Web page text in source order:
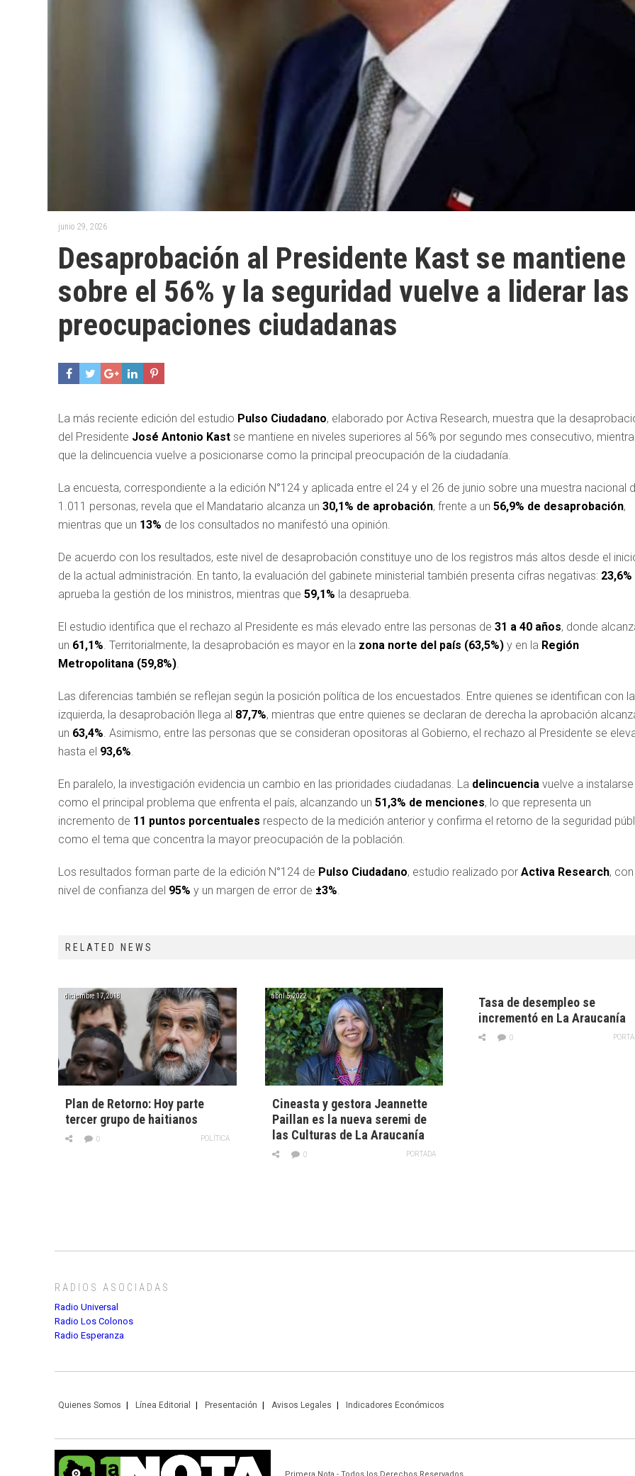
junio 29, 2026
Desaprobación al Presidente Kast se mantiene
sobre el 56% y la seguridad vuelve a liderar las
preocupaciones ciudadanas
La más reciente edición del estudio Pulso Ciudadano, elaborado por Activa Research, muestra que la
del Presidente José Antonio Kast se mantiene en niveles superiores al 56% por segundo mes consecutivo,
que la delincuencia vuelve a posicionarse como la principal preocupación de la ciudadanía.
La encuesta, correspondiente a la edición N°124 y aplicada entre el 24 y el 26 de junio sobre una muestra nacional
1.011 personas, revela que el Mandatario alcanza un 30,1% de aprobación, frente a un 56,9% de desaprobación,
mientras que un 13% de los consultados no manifestó una opinión.
De acuerdo con los resultados, este nivel de desaprobación constituye uno de los registros más altos desde el
de la actual administración. En tanto, la evaluación del gabinete ministerial también presenta cifras negativas: 23,6%
aprueba la gestión de los ministros, mientras que 59,1% la desaprueba.
El estudio identifica que el rechazo al Presidente es más elevado entre las personas de 31 a 40 años, donde
un 61,1%. Territorialmente, la desaprobación es mayor en la zona norte del país (63,5%) y en la Región
Metropolitana (59,8%).
Las diferencias también se reflejan según la posición política de los encuestados. Entre quienes se identifican con la
izquierda, la desaprobación llega al 87,7%, mientras que entre quienes se declaran de derecha la aprobación
un 63,4%. Asimismo, entre las personas que se consideran opositoras al Gobierno, el rechazo al Presidente se
hasta el 93,6%.
En paralelo, la investigación evidencia un cambio en las prioridades ciudadanas. La delincuencia vuelve a instalarse
como el principal problema que enfrenta el país, alcanzando un 51,3% de menciones, lo que representa un
incremento de 11 puntos porcentuales respecto de la medición anterior y confirma el retorno de la seguridad
como el tema que concentra la mayor preocupación de la población.
Los resultados forman parte de la edición N°124 de Pulso Ciudadano, estudio realizado por Activa Research, con
nivel de confianza del 95% y un margen de error de ±3%.
RELATED NEWS
diciembre 17, 2018
Plan de Retorno: Hoy parte
tercer grupo de haitianos
POLÍTICA
0
abril 5, 2022
Cineasta y gestora Jeannette
Paillan es la nueva seremi de
las Culturas de La Araucanía
PORTADA
0
Tasa de desempleo se
incrementó en La Araucanía
0
RADIOS ASOCIADAS
Radio Universal
Radio Los Colonos
Radio Esperanza
Quienes Somos Línea Editorial Presentación Avisos Legales Indicadores Económicos